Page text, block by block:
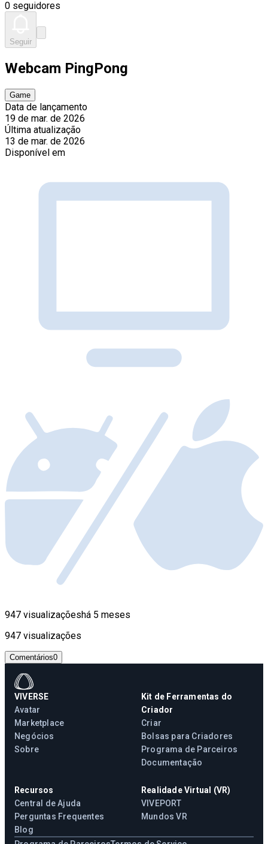
0 seguidores
Seguir
Webcam PingPong
Game
Data de lançamento
19 de mar. de 2026
Última atualização
13 de mar. de 2026
Disponível em
947 visualizaçõeshá 5 meses
947 visualizações
Comentários0
VIVERSE
Avatar
Marketplace
Negócios
Sobre
Kit de Ferramentas do
Criador
Criar
Bolsas para Criadores
Programa de Parceiros
Documentação
Recursos
Central de Ajuda
Perguntas Frequentes
Blog
Realidade Virtual (VR)
VIVEPORT
Mundos VR